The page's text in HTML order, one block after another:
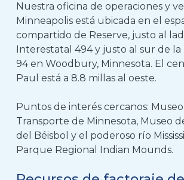
Nuestra oficina de operaciones y
Minneapolis está ubicada en el
compartido de Reserve, justo al
Interestatal 494 y justo al sur de la
94 en Woodbury, Minnesota. El
Paul está a 8.8 millas al oeste.
Puntos de interés cercanos: Museo
Transporte de Minnesota, Museo
del Béisbol y el poderoso río
Parque Regional Indian Mounds.